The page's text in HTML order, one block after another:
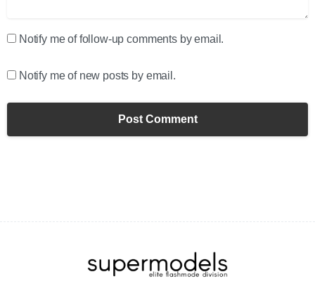
Notify me of follow-up comments by email.
Notify me of new posts by email.